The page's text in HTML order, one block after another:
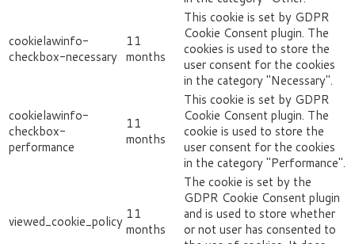
cookielawinfo-
checkbox-necessary
11
months
This cookie is set by GDPR
Cookie Consent plugin. The
cookies is used to store the
user consent for the cookies
in the category "Necessary".
cookielawinfo-
checkbox-
performance
11
months
This cookie is set by GDPR
Cookie Consent plugin. The
cookie is used to store the
user consent for the cookies
in the category "Performance".
viewed_cookie_policy 11
months
The cookie is set by the
GDPR Cookie Consent plugin
and is used to store whether
or not user has consented to